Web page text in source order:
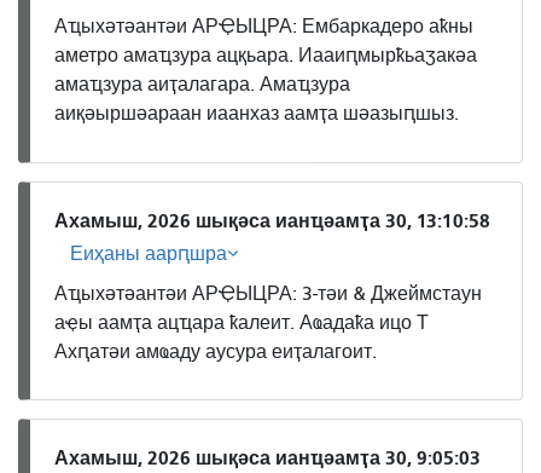
Аҵыхәтәантәи АРҾЫЦРА: Ембаркадеро аҟны
аметро амаҵзура ацқьара. Иааиԥмырҟьаӡакәа
амаҵзура аиҭалагара. Амаҵзура
аиқәыршәараан иаанхаз аамҭа шәазыԥшыз.
Ахамыш, 2026 шықәса ианҵәамҭа 30, 13:10:58
Еиҳаны аарԥшра
Аҵыхәтәантәи АРҾЫЦРА: 3-тәи & Джеймстаун
аҿы аамҭа ацҵара ҟалеит. Аҩадаҟа ицо Т
Ахԥатәи амҩаду аусура еиҭалагоит.
Ахамыш, 2026 шықәса ианҵәамҭа 30, 9:05:03